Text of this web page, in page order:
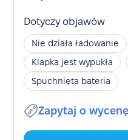
Dotyczy objawów
Nie działa ładowanie
Klapka jest wypukła
Spuchnięta bateria
Zapytaj o wycenę